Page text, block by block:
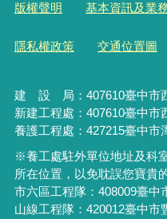
版權聲明 基本資訊及業
隱私權政策 交通位置圖
建 設 局： 407610臺中市
新建工程處：407610臺中市
養護工程處：427215臺中市
※養工處駐外單位地址及科
所在位置，以免耽誤您寶貴
市六區工程隊：408009臺中
山線工程隊：420012臺中市